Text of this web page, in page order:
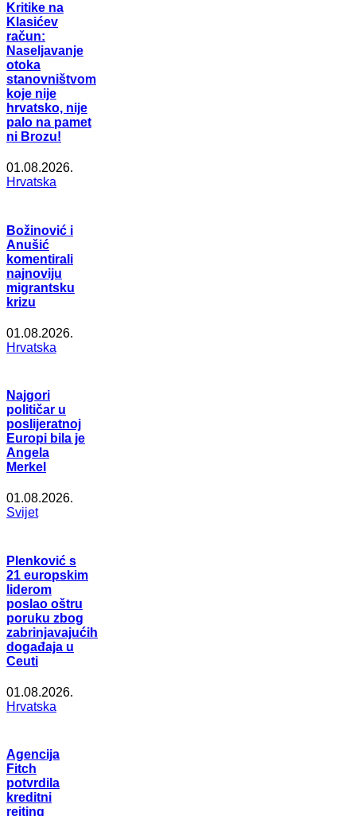
Kritike na
Klasićev
račun:
Naseljavanje
otoka
stanovništvom
koje nije
hrvatsko, nije
palo na pamet
ni Brozu!
01.08.2026.
Hrvatska
Božinović i
Anušić
komentirali
najnoviju
migrantsku
krizu
01.08.2026.
Hrvatska
Najgori
političar u
poslijeratnoj
Europi bila je
Angela
Merkel
01.08.2026.
Svijet
Plenković s
21 europskim
liderom
poslao oštru
poruku zbog
zabrinjavajućih
događaja u
Ceuti
01.08.2026.
Hrvatska
Agencija
Fitch
potvrdila
kreditni
rejting